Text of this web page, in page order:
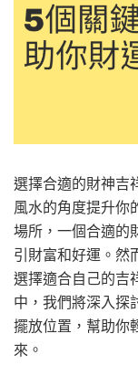
選擇合適的財神吉
風水的角度提升你
場所，一個合適的
引財富和好運。然
選擇適合自己的吉
中，我們將深入探
擺放位置，幫助你
來。